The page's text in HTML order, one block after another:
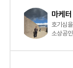
마케
호기심
소상공